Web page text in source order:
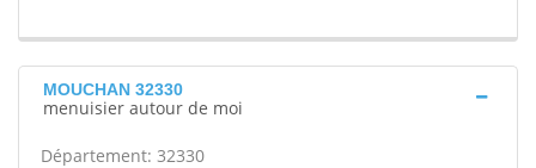
MOUCHAN 32330
menuisier autour de moi
Département: 32330